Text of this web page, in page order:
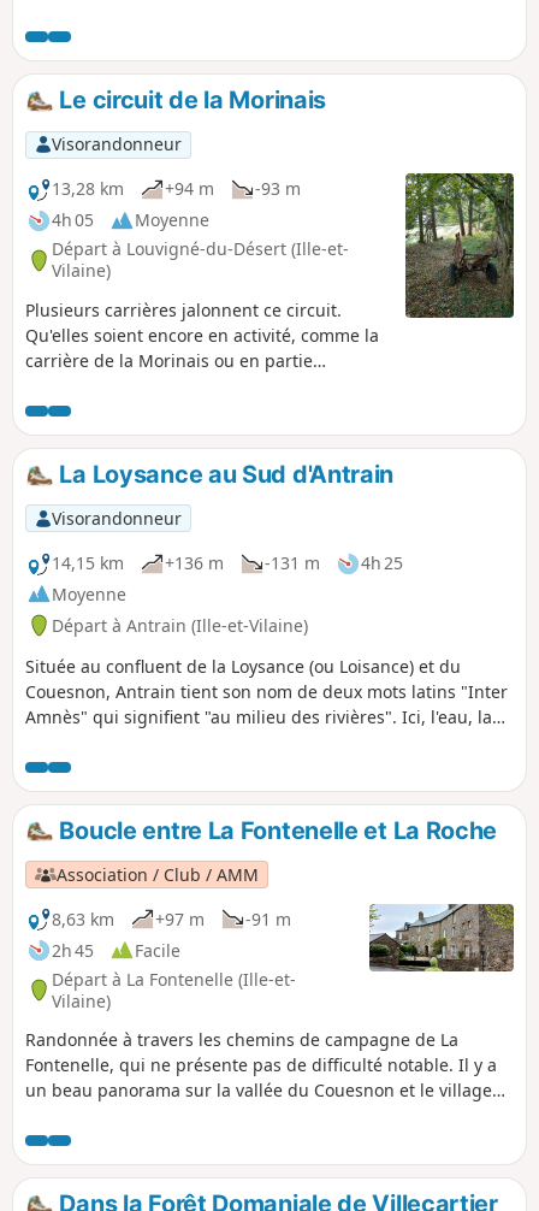
travail du textile. Haut lieu, aussi d'histoire, la chouannerie
n'est pas loin.
Le circuit de la Morinais
Visorandonneur
13,28 km
+94 m
-93 m
4h 05
Moyenne
Départ à Louvigné-du-Désert (Ille-et-
Vilaine)
Plusieurs carrières jalonnent ce circuit.
Qu'elles soient encore en activité, comme la
carrière de la Morinais ou en partie
semblent encore résonner des coups
martelés pendant des décennies. Le granit
extrait a servi à la voirie, aux entreprises
funéraires mais aussi à l'architecture locale.
La beauté mystérieuse du manoir de la
Morinaye ou les maisons rurales typiques
des villages que vous traverserez en
témoignent.
La Loysance au Sud d'Antrain
Visorandonneur
14,15 km
+136 m -131 m
4h 25
Moyenne
Départ à Antrain (Ille-et-Vilaine)
Située au confluent de la Loysance (ou Loisance) et du
Couesnon, Antrain tient son nom de deux mots latins "Inter
Amnès" qui signifient "au milieu des rivières". Ici, l'eau, la
offrir une balade des plus agréables. La Loysance
s'impatiente déjà de vous entraîner dans ses facéties
tourbillonnantes…
Boucle entre La Fontenelle et La Roche
Association / Club / AMM
8,63 km
+97 m
-91 m
2h 45
Facile
Départ à La Fontenelle (Ille-et-
Vilaine)
Randonnée à travers les chemins de campagne de La
Fontenelle, qui ne présente pas de difficulté notable. Il y a
un beau panorama sur la vallée du Couesnon et le village
habitations est remarquable avec un décor des baies et des
portes en plein cintre à double rouleaux...
Dans la Forêt Domaniale de Villecartier